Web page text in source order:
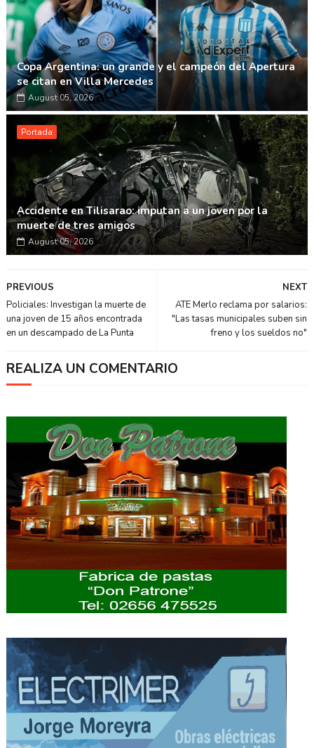
Copa Argentina: un grande y el campeón del Apertura
se citan en Villa Mercedes
August 05, 2026
Portada
Accidente en Tilisarao: imputan a un joven por la
muerte de tres amigos
August 05, 2026
NEXT
ATE Merlo reclama por salarios:
"Las tasas municipales suben sin
freno y los sueldos no"
PREVIOUS
Policiales: Investigan la muerte de
una joven de 15 años encontrada
en un descampado de La Punta
REALIZA UN COMENTARIO